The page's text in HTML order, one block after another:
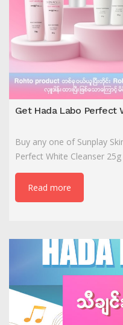
Get Hada Labo Perfect
Buy any one of Sunplay
Perfect White Cleanser 25g
Read more